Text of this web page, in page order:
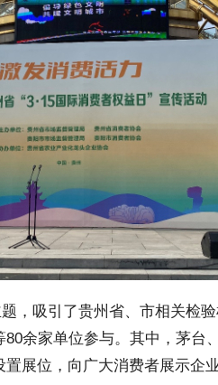
吸引了贵州省、市相关检验
余家单位参与。其中，茅台
展位，向广大消费者展示企